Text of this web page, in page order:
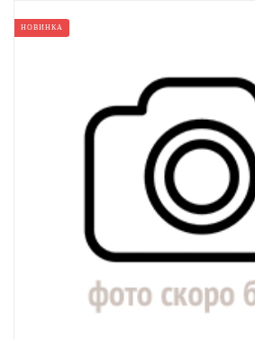
НОВИНКА